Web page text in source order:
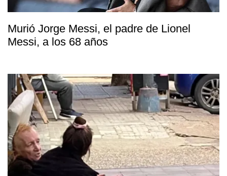
Murió Jorge Messi, el padre de Lionel
Messi, a los 68 años